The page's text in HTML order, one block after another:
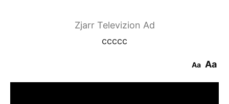
Zjarr Televizion Ad
ccccc
Aa Aa